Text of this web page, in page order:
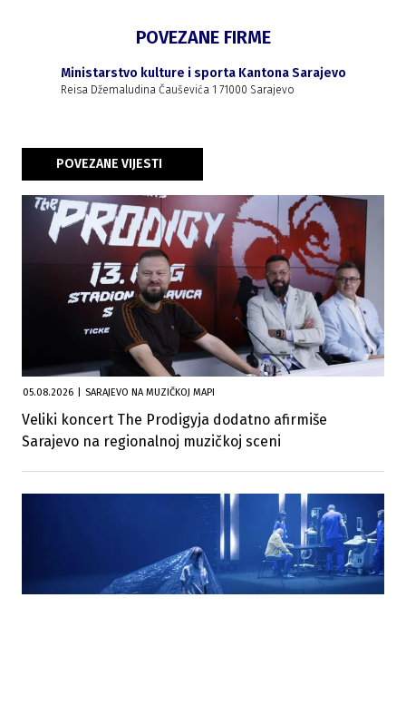
POVEZANE FIRME
Ministarstvo kulture i sporta Kantona Sarajevo
Reisa Džemaludina Čauševića 1 71000 Sarajevo
POVEZANE VIJESTI
05.08.2026 SARAJEVO NA MUZIČKOJ MAPI
Veliki koncert The Prodigyja dodatno afirmiše
Sarajevo na regionalnoj muzičkoj sceni